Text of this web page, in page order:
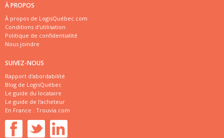
À PROPOS
À propos de LogisQuébec.com
Conditions d'utilisation
Politique de confidentialité
Nous joindre
SUIVEZ-NOUS
Rapport d'abordabilité
Blog de LogisQuébec
Le guide du locataire
Le guide de l'acheteur
En France : Trouvia.com